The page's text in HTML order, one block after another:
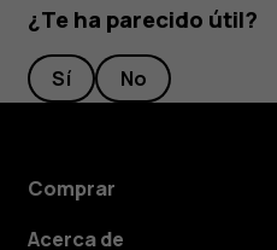
¿Te ha parecido útil?
Sí No
Comprar
Acerca de